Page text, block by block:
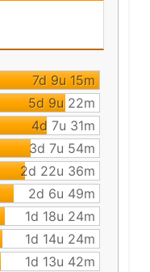
7d 9u 15m
5d 9u 22m
4d 7u 31m
3d 7u 54m
2d 22u 36m
2d 6u 49m
1d 18u 24m
1d 14u 24m
1d 13u 42m